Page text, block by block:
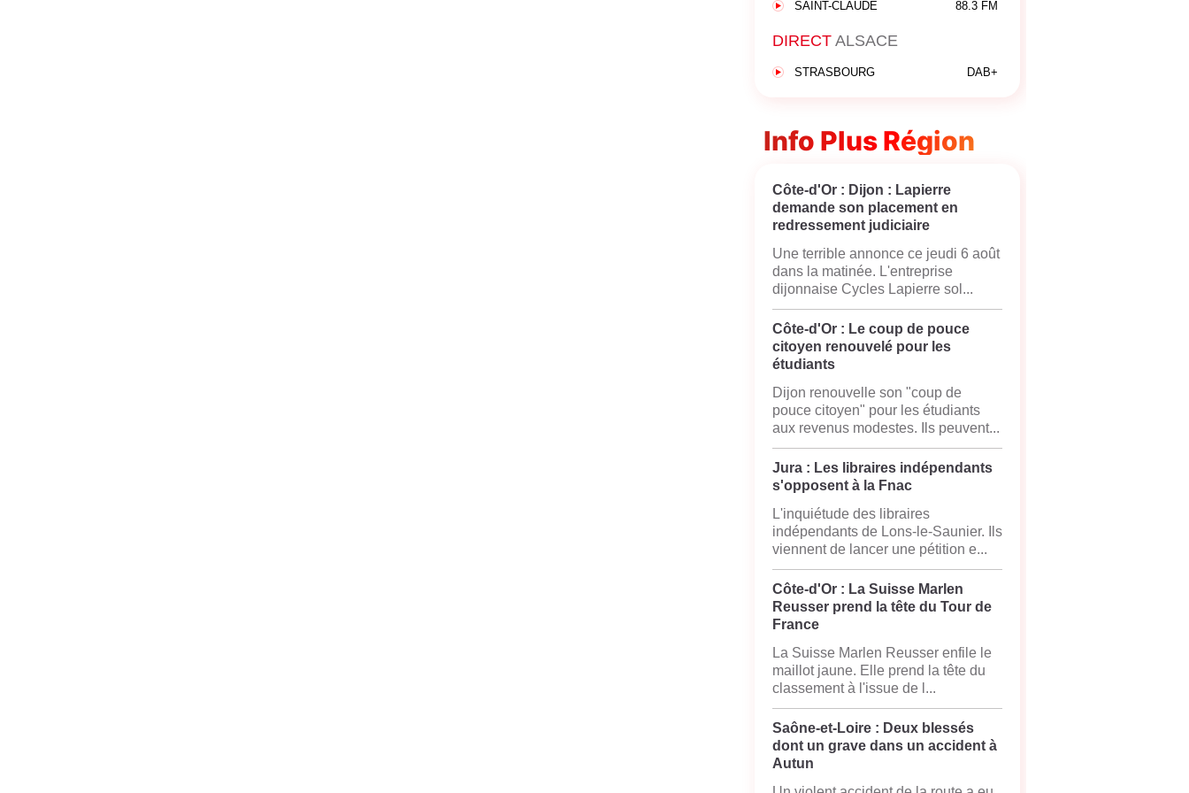
SAINT-CLAUDE 88.3 FM
DIRECTALSACE
STRASBOURG DAB+
Info Plus Région
Côte-d'Or : Dijon : Lapierre
demande son placement en
redressement judiciaire
Une terrible annonce ce jeudi 6 août
dans la matinée. L'entreprise
dijonnaise Cycles Lapierre sol...
Côte-d'Or : Le coup de pouce
citoyen renouvelé pour les
étudiants
Dijon renouvelle son "coup de
pouce citoyen" pour les étudiants
aux revenus modestes. Ils peuvent...
Jura : Les libraires indépendants
s'opposent à la Fnac
L'inquiétude des libraires
indépendants de Lons-le-Saunier. Ils
viennent de lancer une pétition e...
Côte-d'Or : La Suisse Marlen
Reusser prend la tête du Tour de
France
La Suisse Marlen Reusser enfile le
maillot jaune. Elle prend la tête du
classement à l'issue de l...
Saône-et-Loire : Deux blessés
dont un grave dans un accident à
Autun